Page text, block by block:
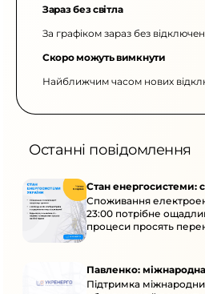
Зараз без світла
За графіком зараз без
Скоро можуть вимкнути
Найближчим часом нових
Останні повідомлення
Стан енергосистеми:
Споживання
23:00 потрібне
процеси просять
Павленко: міжнародна
енергосистеми
Підтримка